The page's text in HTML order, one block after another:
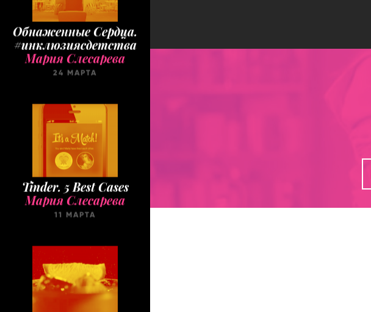
Обнаженные Cердца.
#инклюзиясдетства
Мария Слесарева
24 МАРТА
Tinder. 5 Best Cases
Мария Слесарева
11 МАРТА